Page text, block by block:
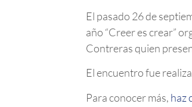
El pasado 26 de
año “Creer es crear”
Contreras quien
El encuentro fue
Para conocer más, haz